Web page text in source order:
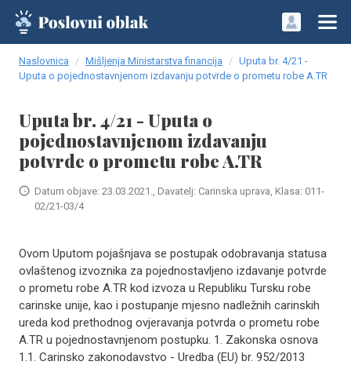
Naslovnica Mišljenja Ministarstva financija
Uputa br. 4/21 -
Uputa o pojednostavnjenom izdavanju potvrde o prometu robe A.TR
Uputa br. 4/21 - Uputa o
pojednostavnjenom izdavanju
potvrde o prometu robe A.TR
Datum objave: 23.03.2021., Davatelj: Carinska uprava, Klasa: 011-
02/21-03/4
Ovom Uputom pojašnjava se postupak odobravanja statusa
ovlaštenog izvoznika za pojednostavljeno izdavanje potvrde
o prometu robe A.TR kod izvoza u Republiku Tursku robe
carinske unije, kao i postupanje mjesno nadležnih carinskih
ureda kod prethodnog ovjeravanja potvrda o prometu robe
A.TR u pojednostavnjenom postupku. 1. Zakonska osnova
1.1. Carinsko zakonodavstvo - Uredba (EU) br. 952/2013